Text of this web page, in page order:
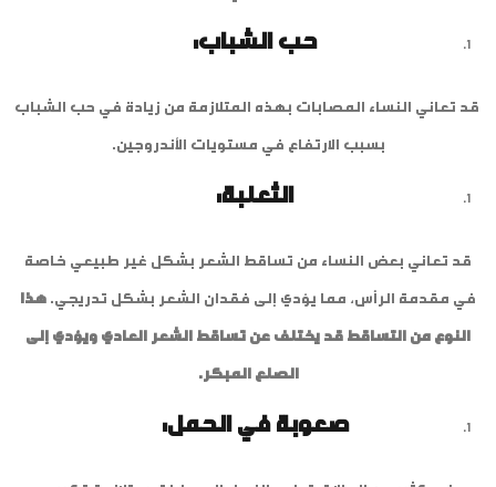
حب الشباب:
قد تعاني النساء المصابات بهذه المتلازمة من زيادة في حب الشباب
بسبب الارتفاع في مستويات الأندروجين.
الثعلبة:
قد تعاني بعض النساء من تساقط الشعر بشكل غير طبيعي خاصة
في مقدمة الرأس، مما يؤدي إلى فقدان الشعر بشكل تدريجي.هذا
النوع من التساقط قد يختلف عن تساقط الشعر العادي ويؤدي إلى
الصلع المبكر.
صعوبة في الحمل: